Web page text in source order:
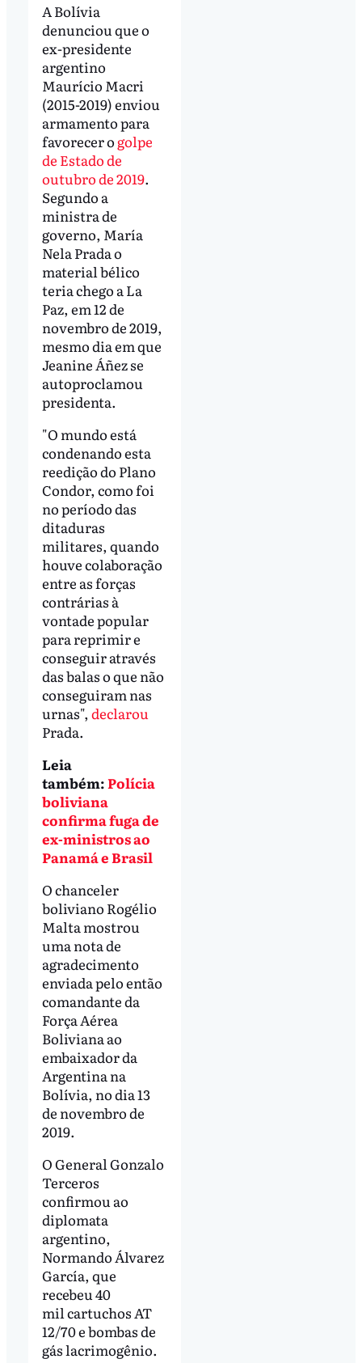
A Bolívia
denunciou que o
ex-presidente
argentino
Maurício Macri
(2015-2019) enviou
armamento para
favorecer ogolpe
de Estado de
outubro de 2019.
Segundo a
ministra de
governo, María
Nela Prada o
material bélico
teria chego a La
Paz, em 12 de
novembro de 2019,
mesmo dia em que
Jeanine Áñez se
autoproclamou
presidenta.
"O mundo está
condenando esta
reedição do Plano
Condor, como foi
no período das
ditaduras
militares, quando
houve colaboração
entre as forças
contrárias à
vontade popular
para reprimir e
conseguir através
das balas o que não
conseguiram nas
urnas", declarou
Prada.
Leia
também:Polícia
boliviana
confirma fuga de
ex-ministros ao
Panamá e Brasil
O chanceler
boliviano Rogélio
Malta mostrou
uma nota de
agradecimento
enviada pelo então
comandante da
Força Aérea
Boliviana ao
embaixador da
Argentina na
Bolívia, no dia 13
de novembro de
2019.
O General Gonzalo
Terceros
confirmou ao
diplomata
argentino,
Normando Álvarez
García, que
recebeu 40
mil cartuchos AT
12/70 e bombas de
gás lacrimogênio.